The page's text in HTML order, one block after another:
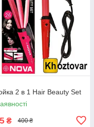
2 в 1 Hair Beauty Set
₴ 400 ₴